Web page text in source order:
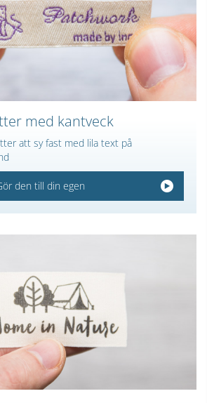
med kantveck
att sy fast med lila text på
den till din egen